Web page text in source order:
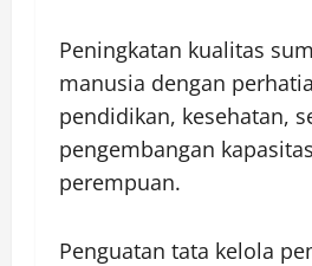
Peningkatan kualitas
manusia dengan
pendidikan, kesehatan,
pengembangan
perempuan.
Penguatan tata kelola